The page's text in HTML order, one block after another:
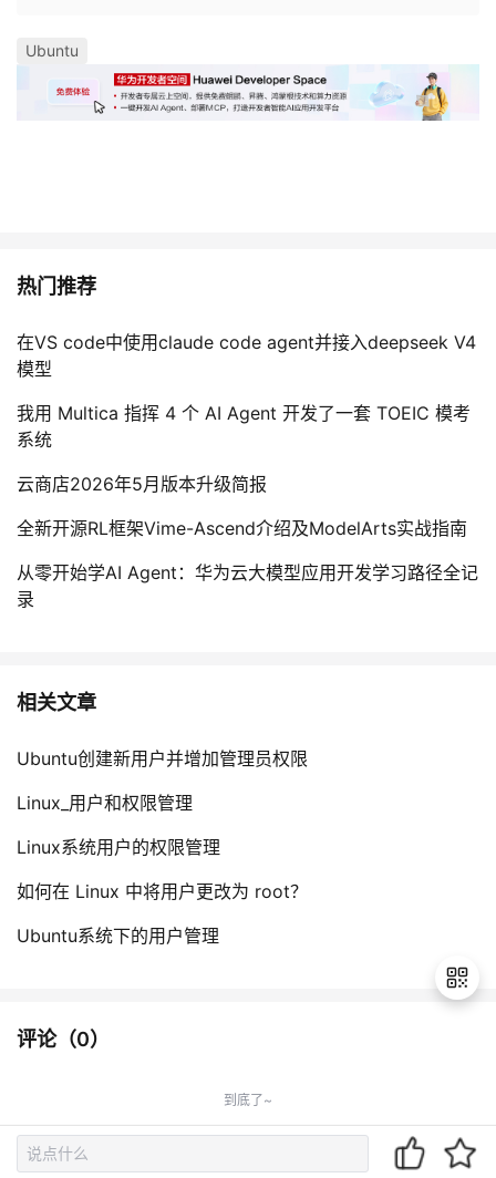
Ubuntu
热门推荐
在VS code中使用claude code agent并接入deepseek V4
模型
我用 Multica 指挥 4 个 AI Agent 开发了一套 TOEIC 模考
系统
云商店2026年5月版本升级简报
全新开源RL框架Vime-Ascend介绍及ModelArts实战指南
从零开始学AI Agent：华为云大模型应用开发学习路径全记
录
相关文章
Ubuntu创建新用户并增加管理员权限
Linux_用户和权限管理
Linux系统用户的权限管理
如何在 Linux 中将用户更改为 root？
Ubuntu系统下的用户管理
评论（0）
到底了~